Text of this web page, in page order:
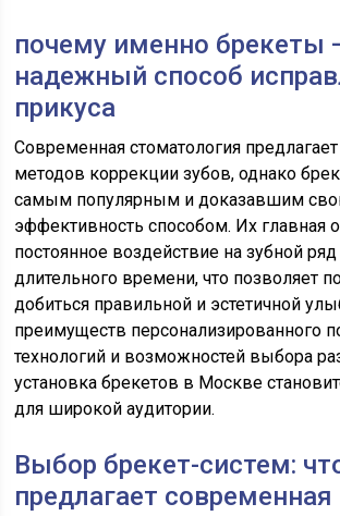
почему именно брекеты
надежный способ
прикуса
Современная стоматология
методов коррекции зубов, однако
самым популярным и доказавшим
эффективность способом. Их главная
постоянное воздействие на зубной
длительного времени, что позволяет
добиться правильной и эстетичной
преимуществ персонализированного
технологий и возможностей выбора
установка брекетов в Москве
для широкой аудитории.
Выбор брекет-систем:
предлагает современная